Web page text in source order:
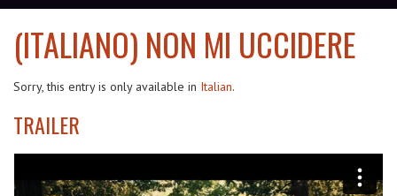
2021
(ITALIANO) NON MI UCCIDERE
Sorry, this entry is only available in Italian.
TRAILER